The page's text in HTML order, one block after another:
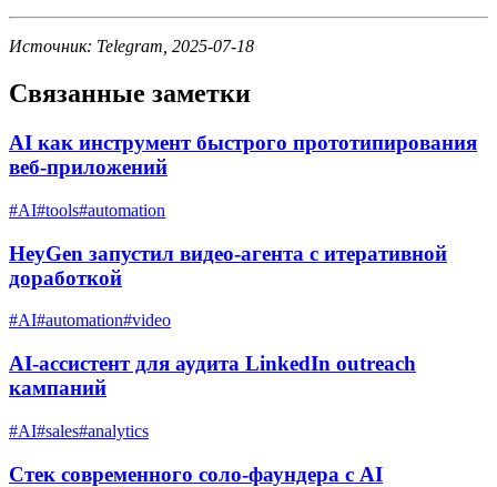
Источник: Telegram, 2025-07-18
Связанные заметки
AI как инструмент быстрого прототипирования
веб-приложений
#AI#tools#automation
HeyGen запустил видео-агента с итеративной
доработкой
#AI#automation#video
AI-ассистент для аудита LinkedIn outreach
кампаний
#AI#sales#analytics
Стек современного соло-фаундера с AI